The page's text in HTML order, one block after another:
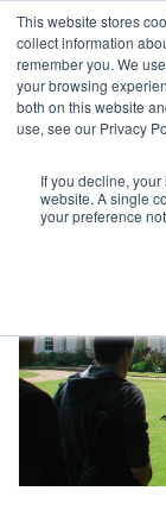
This website stores
collect information
remember you. We
your browsing
both on this website
use, see our Privacy
If you decline,
website. A single
your preference